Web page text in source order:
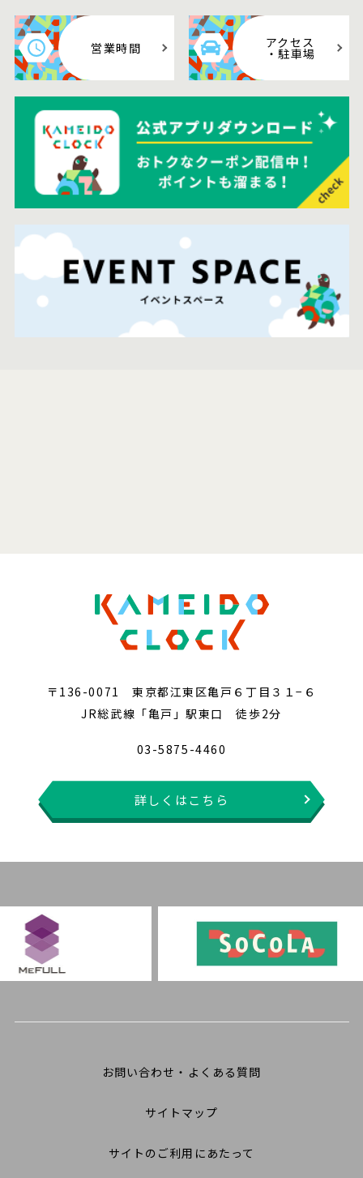
営業時間 アクセス
・駐車場
〒136-0071 東京都江東区亀戸６丁目３１−６
JR総武線「亀戸」駅東口 徒歩2分
03-5875-4460
詳しくはこちら
お問い合わせ・よくある質問
サイトマップ
サイトのご利用にあたって